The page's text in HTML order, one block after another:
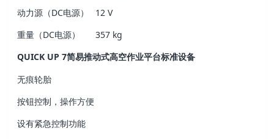
动力源（DC电源）
12 V
重量（DC电源）
357 kg
QUICK UP 7简易推动式高空作业平台标准设备
无痕轮胎
按钮控制，操作方便
设有紧急控制功能